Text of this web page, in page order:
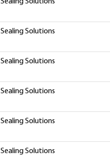
Sealing Solutions
Sealing Solutions
Sealing Solutions
Sealing Solutions
Sealing Solutions